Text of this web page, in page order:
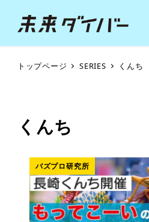
トップページ SERIES くんち
くんち
バズプロ研究所